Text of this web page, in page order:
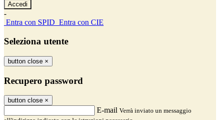
-
Entra con SPID Entra con CIE
Seleziona utente
button close ×
Recupero password
button close ×
E-mail Verrà inviato un messaggio